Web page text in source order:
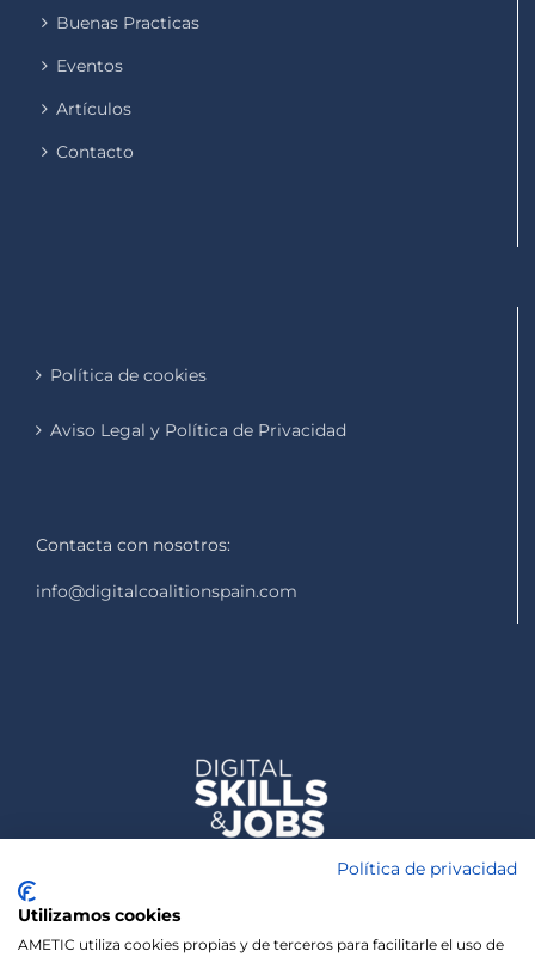
Buenas Practicas
Eventos
Artículos
Contacto
Política de cookies
Aviso Legal y Política de Privacidad
Contacta con nosotros:
info@digitalcoalitionspain.com
Política de privacidad
Utilizamos cookies
AMETIC utiliza cookies propias y de terceros para facilitarle el uso de